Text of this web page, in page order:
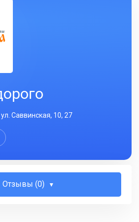
Саввинская, 10, 27
Отзывы (0)